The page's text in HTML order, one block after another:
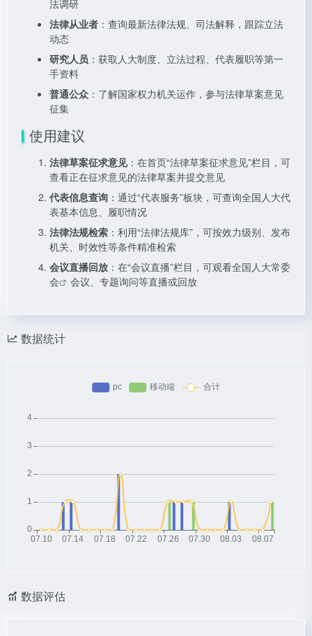
法调研
法律从业者 ：查询最新法律法规、司法解释，跟踪立法
动态
研究人员 ：获取人大制度、立法过程、代表履职等第一
手资料
普通公众 ：了解国家权力机关运作，参与法律草案意见
征集
使用建议
法律草案征求意见：在首页“法律草案征求意见”栏目，可
查看正在征求意见的法律草案并提交意见
代表信息查询 ：通过“代表服务”板块，可查询全国人大代
表基本信息、履职情况
法律法规检索 ：利用“法律法规库”，可按效力级别、发布
机关、时效性等条件精准检索
会议直播回放 ：在“会议直播”栏目，可观看全国人大常委
会
会议、专题询问等直播或回放
数据统计
数据评估